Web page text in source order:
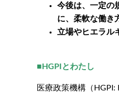
今後は、一定の
に、柔軟な働き
立場やヒエラル
■HGPIとわたし
医療政策機構（